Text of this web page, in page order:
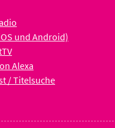
und Android)
Alexa
/ Titelsuche